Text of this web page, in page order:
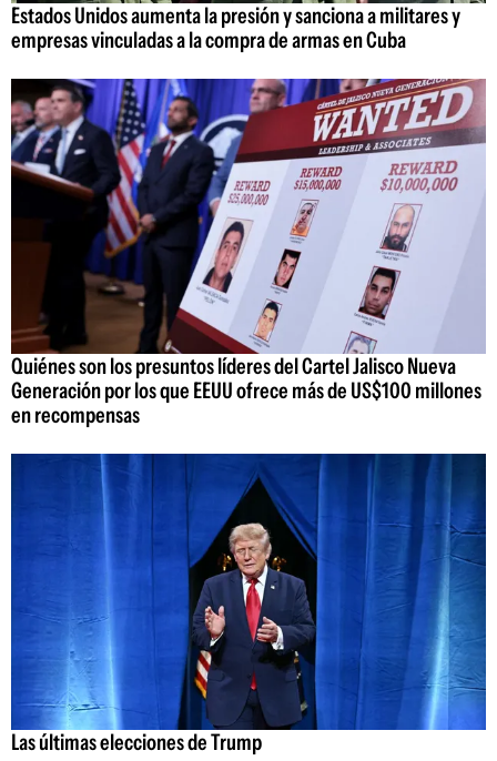
Estados Unidos aumenta la presión y sanciona a militares y
empresas vinculadas a la compra de armas en Cuba
Quiénes son los presuntos líderes del Cartel Jalisco Nueva
Generación por los que EEUU ofrece más de US$100 millones
en recompensas
Las últimas elecciones de Trump